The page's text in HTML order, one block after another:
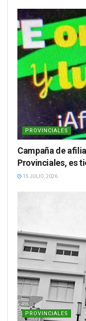
PROVINCIALES
Campaña de
Provinciales, es
15 JULIO, 2026
PROVINCIALES